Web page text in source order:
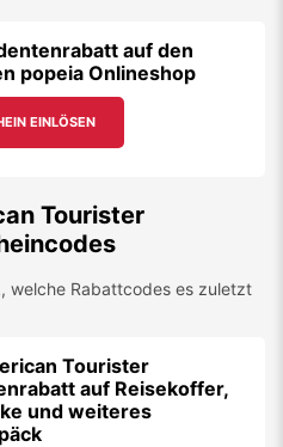
auf den
popeia Onlineshop
EINLÖSEN
Tourister
welche Rabattcodes es zuletzt
Tourister
auf Reisekoffer,
und weiteres